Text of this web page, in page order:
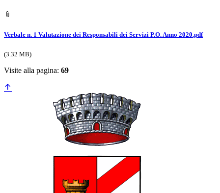
Verbale n. 1 Valutazione dei Responsabili dei Servizi P.O. Anno 2020.pdf
(3.32 MB)
Visite alla pagina: 69